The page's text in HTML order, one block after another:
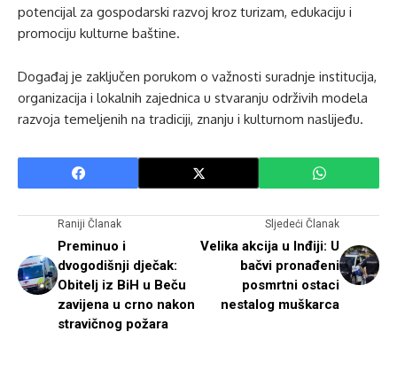
potencijal za gospodarski razvoj kroz turizam, edukaciju i
promociju kulturne baštine.
Događaj je zaključen porukom o važnosti suradnje institucija,
organizacija i lokalnih zajednica u stvaranju održivih modela
razvoja temeljenih na tradiciji, znanju i kulturnom naslijeđu.
Raniji Članak
Preminuo i
dvogodišnji dječak:
Obitelj iz BiH u Beču
zavijena u crno nakon
stravičnog požara
Sljedeći Članak
Velika akcija u Inđiji: U
bačvi pronađeni
posmrtni ostaci
nestalog muškarca